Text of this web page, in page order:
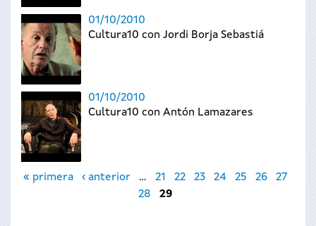
01/10/2010
Cultura10 con Jordi Borja Sebastiá
01/10/2010
Cultura10 con Antón Lamazares
Páginas
« primera ‹ anterior … 21 22 23 24 25 26
27
28
29